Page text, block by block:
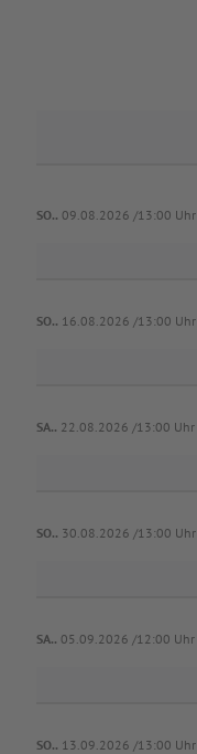
SO.. 09.08.2026 /13:00 Uhr
SO.. 16.08.2026 /13:00 Uhr
SA.. 22.08.2026 /13:00 Uhr
SO.. 30.08.2026 /13:00 Uhr
SA.. 05.09.2026 /12:00 Uhr
SO.. 13.09.2026 /13:00 Uhr